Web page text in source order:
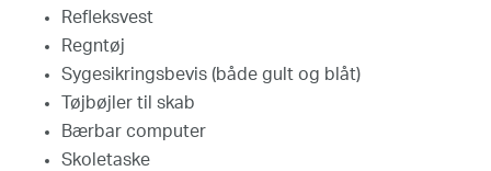
Refleksvest
Regntøj
Sygesikringsbevis (både gult og blåt)
Tøjbøjler til skab
Bærbar computer
Skoletaske